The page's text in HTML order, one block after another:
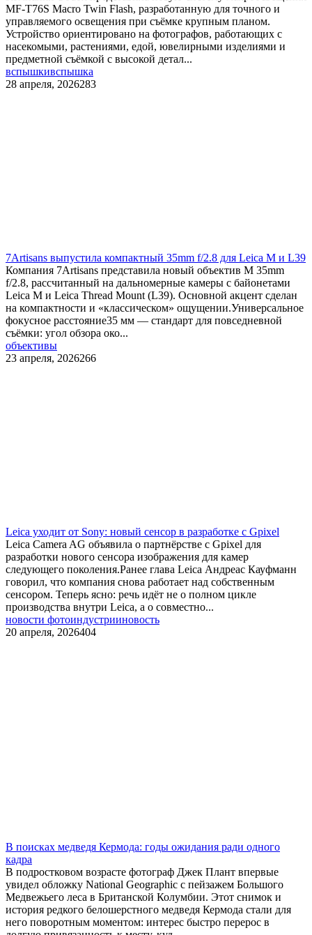
MF-T76S Macro Twin Flash, разработанную для точного и
управляемого освещения при съёмке крупным планом.
Устройство ориентировано на фотографов, работающих с
насекомыми, растениями, едой, ювелирными изделиями и
предметной съёмкой с высокой детал...
вспышкивспышка
28 апреля, 2026283
​7Artisans выпустила компактный 35mm f/2.8 для Leica M и L39
Компания 7Artisans представила новый объектив M 35mm
f/2.8, рассчитанный на дальномерные камеры с байонетами
Leica M и Leica Thread Mount (L39). Основной акцент сделан
на компактности и «классическом» ощущении.Универсальное
фокусное расстояние35 мм — стандарт для повседневной
съёмки: угол обзора око...
объективы
23 апреля, 2026266
Leica уходит от Sony: новый сенсор в разработке с Gpixel
Leica Camera AG объявила о партнёрстве с Gpixel для
разработки нового сенсора изображения для камер
следующего поколения.Ранее глава Leica Андреас Кауфманн
говорил, что компания снова работает над собственным
сенсором. Теперь ясно: речь идёт не о полном цикле
производства внутри Leica, а о совместно...
новости фотоиндустрииновость
20 апреля, 2026404
В поисках медведя Кермода: годы ожидания ради одного
кадра
В подростковом возрасте фотограф Джек Плант впервые
увидел обложку National Geographic с пейзажем Большого
Медвежьего леса в Британской Колумбии. Этот снимок и
история редкого белошерстного медведя Кермода стали для
него поворотным моментом: интерес быстро перерос в